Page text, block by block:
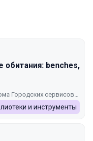
обитания: benches,
и инструменты